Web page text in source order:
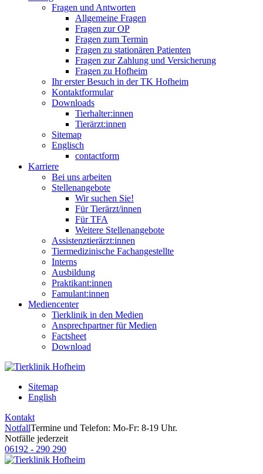
Fragen und Antworten
Allgemeine Fragen
Fragen zur OP
Fragen zum Termin
Fragen zu stationären Patienten
Fragen zur Zahlung und Versicherung
Fragen zu Hofheim
Ihr erster Besuch in der TK Hofheim
Kontaktformular
Downloads
Tierhalter:innen
Tierärzt:innen
Sitemap
Englisch
contactform
Karriere
Bei uns arbeiten
Stellenangebote
Wir suchen Sie!
Für Tierärzt/innen
Für TFA
Weitere Stellenangebote
Assistenztierärzt:innen
Tiermedizinische Fachangestellte
Interns
Ausbildung
Praktikant:innen
Famulant:innen
Mediencenter
Tierklinik in den Medien
Ansprechpartner für Medien
Factsheet
Download
Sitemap
English
Kontakt
NotfallTermine und Telefon: Mo-Fr: 8-19 Uhr.
Notfälle jederzeit
06192 - 290 290